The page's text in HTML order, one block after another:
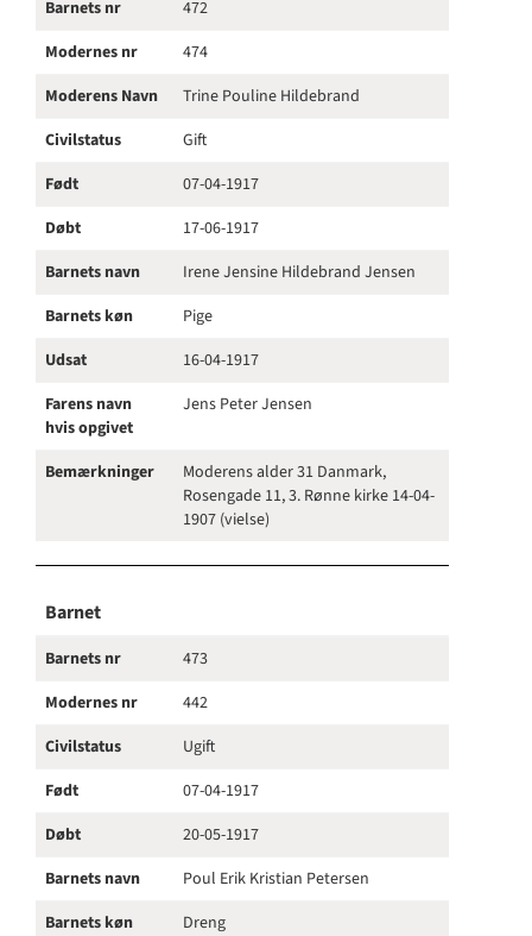
Barnets nr
472
Modernes nr
474
Moderens Navn
Trine Pouline Hildebrand
Civilstatus
Gift
Født
07-04-1917
Døbt
17-06-1917
Barnets navn
Irene Jensine Hildebrand Jensen
Barnets køn
Pige
Udsat
16-04-1917
Farens navn
hvis opgivet
Jens Peter Jensen
Bemærkninger
Moderens alder 31 Danmark,
Rosengade 11, 3. Rønne kirke 14-04-
1907 (vielse)
Barnet
Barnets nr
473
Modernes nr
442
Civilstatus
Ugift
Født
07-04-1917
Døbt
20-05-1917
Barnets navn
Poul Erik Kristian Petersen
Barnets køn
Dreng